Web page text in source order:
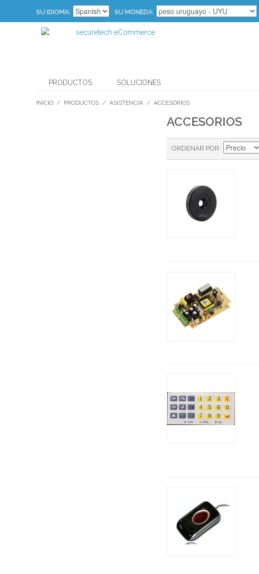
SU IDIOMA: SU MONEDA:
PRODUCTOS SOLUCIONES
INICIO / PRODUCTOS / ASISTENCIA / ACCESORIOS
ACCESORIOS
ORDENAR POR